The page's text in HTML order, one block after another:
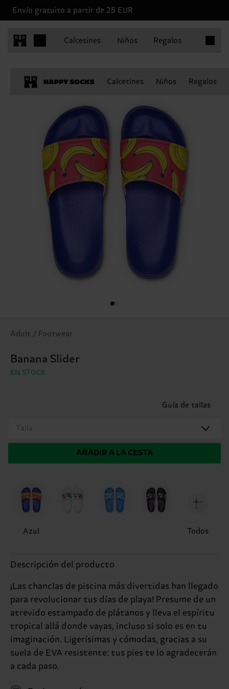
Envío gratuito a partir de 25 EUR
Calcetines Niños Regalos
Calcetines Niños Regalos
Adult / Footwear
Banana Slider
EN STOCK
Guía de tallas
Talla
AÑADIR A LA CESTA
Azul Todos
Descripción del producto
¡Las chanclas de piscina más divertidas han llegado
para revolucionar tus días de playa! Presume de un
atrevido estampado de plátanos y lleva el espíritu
tropical allá donde vayas, incluso si solo es en tu
imaginación. Ligerísimas y cómodas, gracias a su
suela de EVA resistente: tus pies te lo agradecerán
a cada paso.